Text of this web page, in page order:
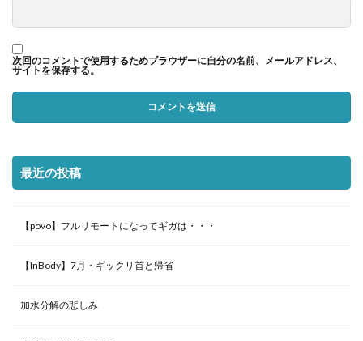
次回のコメントで使用するためブラウザーに自分の名前、メールアドレス、
サイトを保存する。
最近の投稿
【povo】フルリモートになってギガは・・・
【InBody】7月・ギックリ首と帰省
加水分解の悲しみ